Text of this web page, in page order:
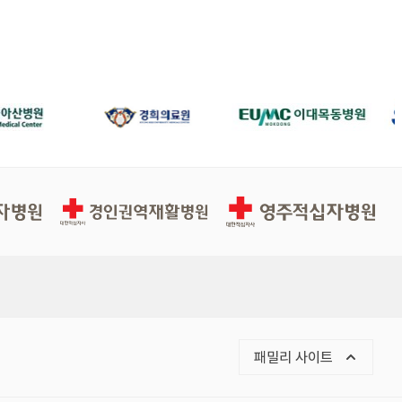
경인권역재활병원 영주적십자병원
패밀리 사이트 목록 열기